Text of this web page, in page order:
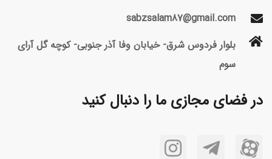
sabzsalam87@gmail.com
بلوار فردوس شرق- خیابان وفا آذر جنوبی- کوچه گل آرای
سوم
در فضای مجازی ما را دنبال کنید